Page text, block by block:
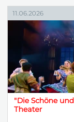
11.06.2026
"Die Schöne
Theater